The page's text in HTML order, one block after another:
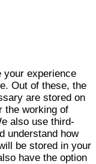
your experience
Out of these, the
are stored on
the working of
also use third-
understand how
be stored in your
have the option